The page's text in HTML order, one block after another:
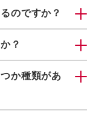
のですか？
？
か種類があ